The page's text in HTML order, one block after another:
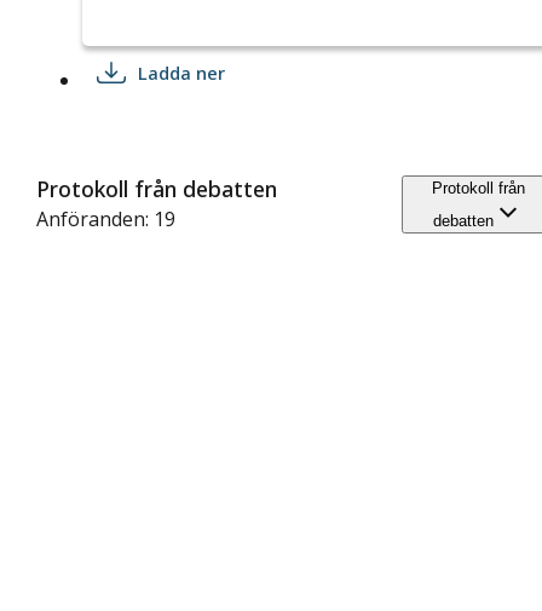
Ladda ner
Protokoll från debatten
Anföranden: 19
Protokoll från
debatten